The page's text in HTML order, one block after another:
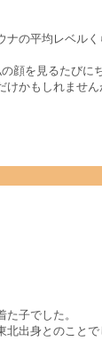
の平均レベル
顔を見るたびに
かもしれませ
子でした。
出身とのこと